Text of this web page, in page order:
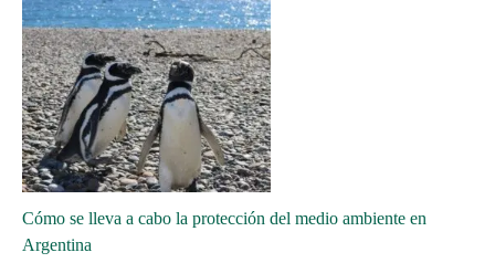
Cómo se lleva a cabo la protección del medio ambiente en
Argentina